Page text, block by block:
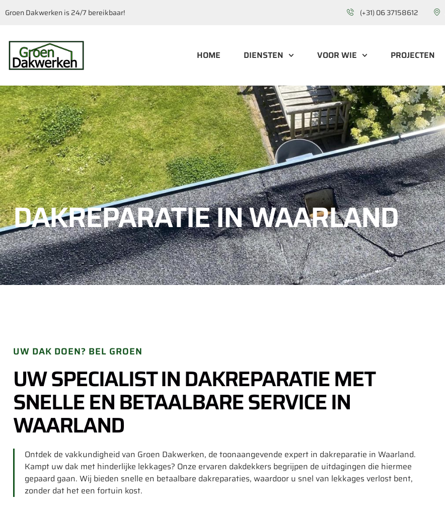
Groen Dakwerken is 24/7 bereikbaar! (+31) 06 37158612
HOME DIENSTEN VOOR WIE PROJECTEN
DAKREPARATIE IN WAARLAND
UW DAK DOEN? BEL GROEN
UW SPECIALIST IN DAKREPARATIE MET
SNELLE EN BETAALBARE SERVICE IN
WAARLAND
Ontdek de vakkundigheid van Groen Dakwerken, de toonaangevende expert in dakreparatie in Waarland.
Kampt uw dak met hinderlijke lekkages? Onze ervaren dakdekkers begrijpen de uitdagingen die hiermee
gepaard gaan. Wij bieden snelle en betaalbare dakreparaties, waardoor u snel van lekkages verlost bent,
zonder dat het een fortuin kost.